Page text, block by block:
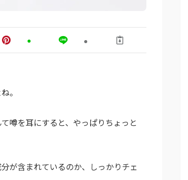
。
噂を耳にすると、やっぱりちょっと
が含まれているのか、しっかりチェ